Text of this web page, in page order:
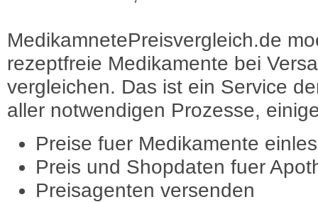
MedikamnetePreisvergleich.de
rezeptfreie Medikamente bei
vergleichen. Das ist ein Service
aller notwendigen Prozesse,
Preise fuer Medikamente
Preis und Shopdaten fuer
Preisagenten versenden